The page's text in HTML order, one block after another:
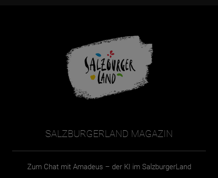
SALZBURGERLAND MAGAZIN
Zum Chat mit Amadeus – der KI im SalzburgerLand